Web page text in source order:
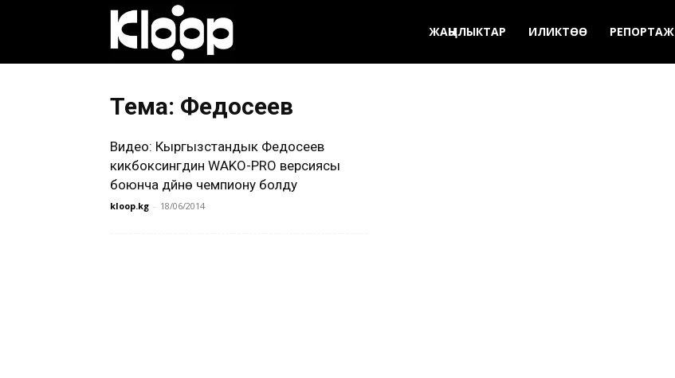
|
ЖАҢЫЛЫКТАР ИЛИКТӨӨ РЕПОРТАЖ
Тема: Федосеев
Видео: Кыргызстандык Федосеев
кикбоксингдин WAKO-PRO версиясы
боюнча дүйнө чемпиону болду
kloop.kg - 18/06/2014